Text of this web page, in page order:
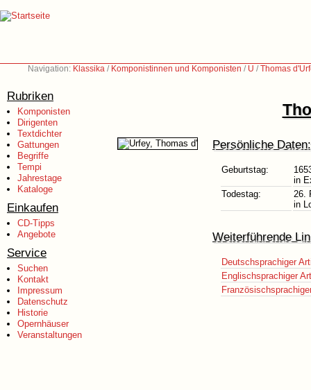
Navigation: Klassika / Komponistinnen und Komponisten / U /Thomas
Rubriken
Komponisten
Dirigenten
Textdichter
Gattungen
Begriffe
Tempi
Jahrestage
Kataloge
Einkaufen
CD-Tipps
Angebote
Service
Suchen
Kontakt
Impressum
Datenschutz
Historie
Opernhäuser
Veranstaltungen
Persönliche Daten:
Geburtstag:
in
Todestag:
26.
in
Weiterführende
Deutschsprachiger
Englischsprachiger